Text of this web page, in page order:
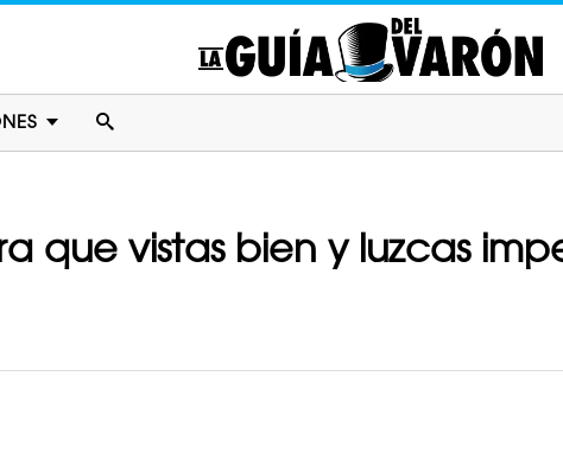
que vistas bien y luzcas